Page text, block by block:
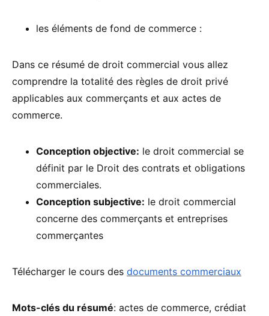
les éléments de fond de commerce :
Dans ce résumé de droit commercial vous allez
comprendre la totalité des règles de droit privé
applicables aux commerçants et aux actes de
commerce.
Conception objective: le droit commercial se
définit par le Droit des contrats et obligations
commerciales.
Conception subjective: le droit commercial
concerne des commerçants et entreprises
commerçantes
Télécharger le cours des documents commerciaux
Mots-clés du résumé: actes de commerce, crédiat